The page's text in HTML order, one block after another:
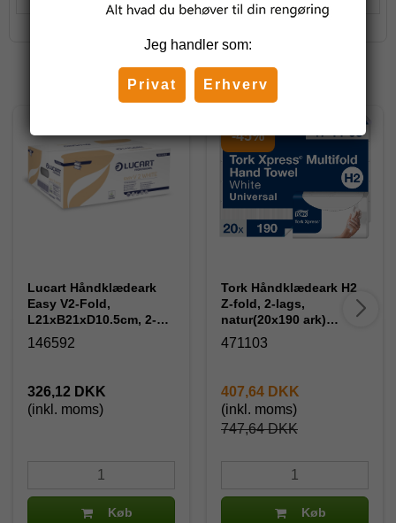
Relaterede produkter
Lucart Håndklædeark
Easy V2-Fold,
L21xB21xD10.5cm, 2-
lags Ecolabel Hvid,
20x190 ark (863048J)
146592
326,12 DKK
(inkl. moms)
Køb
-45%
Tork Håndklædeark H2
Z-fold, 2-lags,
natur(20x190 ark)
471103
471103
747,64 DKK
407,64 DKK
(inkl. moms)
Køb
Jeg handler som:
Privat Erhverv